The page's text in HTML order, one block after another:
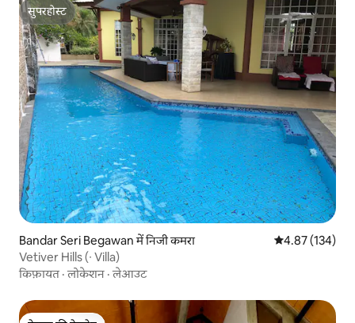
सुपरहोस्ट
सुपरहोस्ट
Bandar Seri Begawan में निजी कमरा औसत रेटिंग 5 में से
4.87 (134)
Vetiver Hills (∙ Villa)
किफ़ायत ·लोकेशन ·लेआउट